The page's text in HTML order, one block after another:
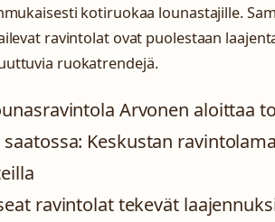
kotiruokaa lounastajille.
ravintolat ovat puolestaan
ruokatrendejä.
Arvonen aloittaa
saatossa: Keskustan
ravintolat tekevät